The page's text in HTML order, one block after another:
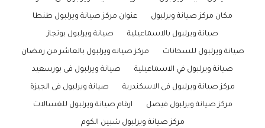
مكان مركز صيانة ويرلبول عنوان مركز صيانة ويرلبول طنطا
صيانة ويرلبول بالاسماعيلية صيانة ويرلبول بوتجاز
صيانة ويرلبول للسخانات مركز صيانه ويرلبول بالعاشر من رمضان
صيانة ويرلبول في الاسماعيلية صيانة ويرلبول فى بورسعيد
مركز صيانة ويرلبول فى الاسكندرية صيانة ويرلبول فى الجيزة
مركز صيانة ويرلبول فيصل ارقام صيانة ويرلبول للغسالات
مركز صيانة ويرلبول شبين الكوم